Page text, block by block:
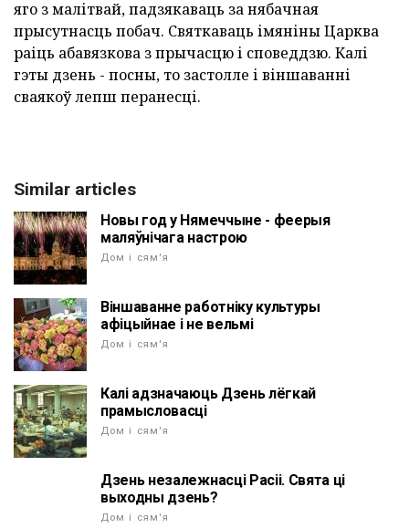
яго з малітвай, падзякаваць за нябачная
прысутнасць побач. Святкаваць імяніны Царква
раіць абавязкова з прычасцю і споведдзю. Калі
гэты дзень - посны, то застолле і віншаванні
сваякоў лепш перанесці.
Similar articles
Новы год у Нямеччыне - феерыя
маляўнічага настрою
Дом і сям'я
Віншаванне работніку культуры
афіцыйнае і не вельмі
Дом і сям'я
Калі адзначаюць Дзень лёгкай
прамысловасці
Дом і сям'я
Дзень незалежнасці Расіі. Свята ці
выходны дзень?
Дом і сям'я